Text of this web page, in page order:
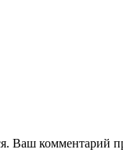
Ваш комментарий